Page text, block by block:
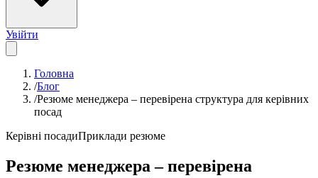
Увійти
Головна
/Блог
/Резюме менеджера – перевірена структура для керівних
посад
Керівні посадиПриклади резюме
Резюме менеджера – перевірена